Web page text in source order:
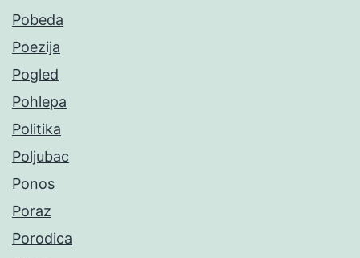
Pobeda
Poezija
Pogled
Pohlepa
Politika
Poljubac
Ponos
Poraz
Porodica